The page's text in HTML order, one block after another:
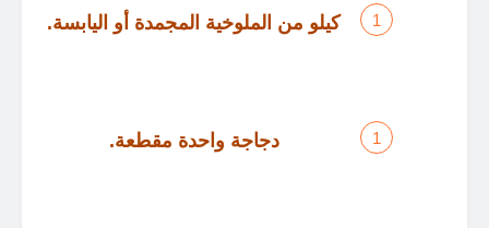
كيلو من الملوخية المجمدة أو اليابسة.
دجاجة واحدة مقطعة.